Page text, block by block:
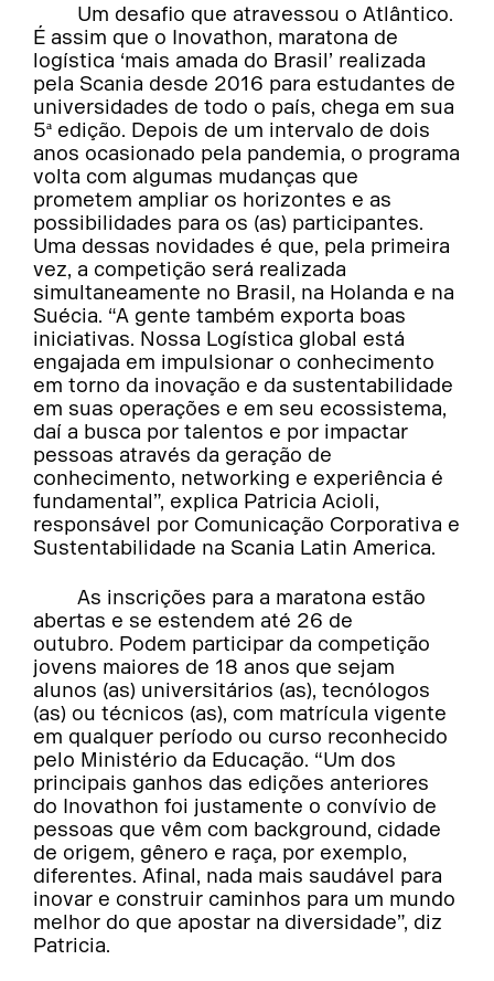
Um desafio que atravessou o Atlântico.
É assim que o Inovathon, maratona de
logística ‘mais amada do Brasil’ realizada
pela Scania desde 2016 para estudantes de
universidades de todo o país, chega em sua
5ª edição. Depois de um intervalo de dois
anos ocasionado pela pandemia, o programa
volta com algumas mudanças que
prometem ampliar os horizontes e as
possibilidades para os (as) participantes.
Uma dessas novidades é que, pela primeira
vez, a competição será realizada
simultaneamente no Brasil, na Holanda e na
Suécia. “A gente também exporta boas
iniciativas. Nossa Logística global está
engajada em impulsionar o conhecimento
em torno da inovação e da sustentabilidade
em suas operações e em seu ecossistema,
daí a busca por talentos e por impactar
pessoas através da geração de
conhecimento, networking e experiência é
fundamental”, explica Patricia Acioli,
responsável por Comunicação Corporativa e
Sustentabilidade na Scania Latin America.
As inscrições para a maratona estão
abertas e se estendem até 26 de
outubro. Podem participar da competição
jovens maiores de 18 anos que sejam
alunos (as) universitários (as), tecnólogos
(as) ou técnicos (as), com matrícula vigente
em qualquer período ou curso reconhecido
pelo Ministério da Educação. “Um dos
principais ganhos das edições anteriores
do Inovathon foi justamente o convívio de
pessoas que vêm com background, cidade
de origem, gênero e raça, por exemplo,
diferentes. Afinal, nada mais saudável para
inovar e construir caminhos para um mundo
melhor do que apostar na diversidade”, diz
Patricia.